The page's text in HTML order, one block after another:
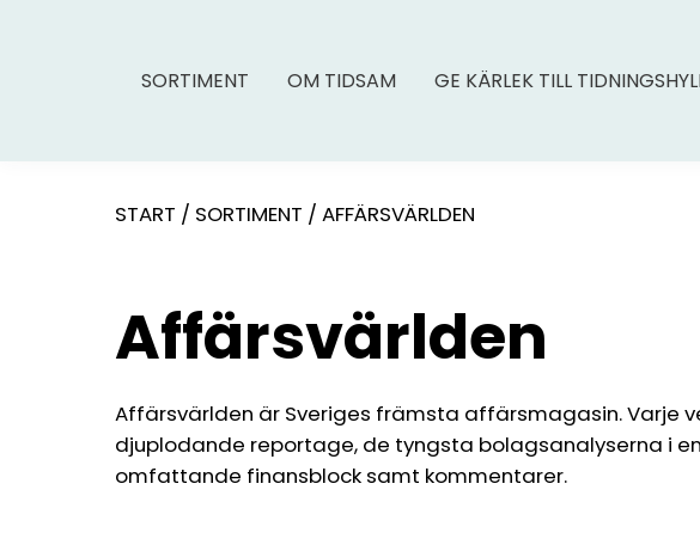
SORTIMENT OM TIDSAM GE KÄRLEK TILL
START / SORTIMENT / AFFÄRSVÄRLDEN
Affärsvärlden
Affärsvärlden är Sveriges främsta affärsmagasin. Varje
djuplodande reportage, de tyngsta bolagsanalyserna i
omfattande finansblock samt kommentarer.